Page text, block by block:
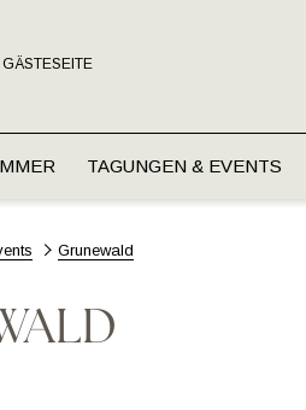
TAGUNGEN & EVENTS
Grunewald